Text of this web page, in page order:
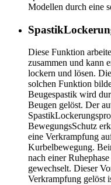
Modellen durch eine
Diese Funktion
zusammen und kann
lockern und lösen.
solchen Funktion
Beugespastik wird
Beugen gelöst. Der
BewegungsSchutz
eine Verkrampfung
Kurbelbewegung.
nach einer
gewechselt. Dieser
Verkrampfung gelöst